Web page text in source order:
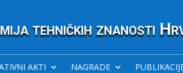
tehničkih znanosti
AKTI NAGRADE